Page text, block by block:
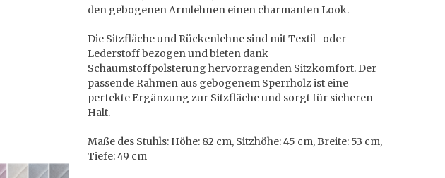
den gebogenen Armlehnen einen charmanten Look.
Die Sitzfläche und Rückenlehne sind mit Textil- oder
Lederstoff bezogen und bieten dank
Schaumstoffpolsterung hervorragenden Sitzkomfort. Der
passende Rahmen aus gebogenem Sperrholz ist eine
perfekte Ergänzung zur Sitzfläche und sorgt für sicheren
Halt.
Maße des Stuhls: Höhe: 82 cm, Sitzhöhe: 45 cm, Breite: 53 cm,
Tiefe: 49 cm